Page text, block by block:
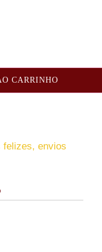
CARRINHO
felizes, envios